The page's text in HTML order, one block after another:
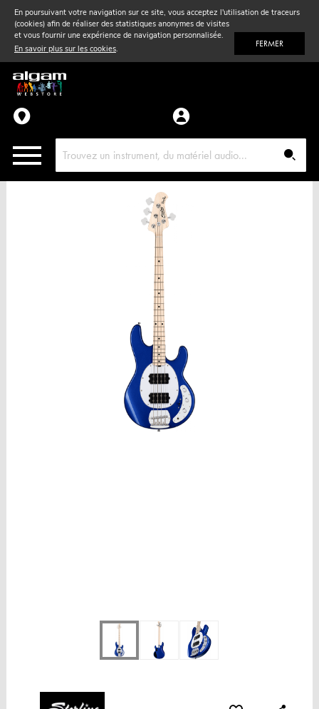
En poursuivant votre navigation sur ce site, vous acceptez l'utilisation de traceurs
(cookies) afin de réaliser des statistiques anonymes de visites
et vous fournir une expérience de navigation personnalisée.
En savoir plus sur les cookies. FERMER
Vent& Violon
Accessoires
Pièces détachées